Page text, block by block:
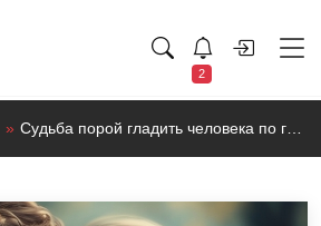
2
Судьба порой гладить человека по голове, а порой бьёт его по спине